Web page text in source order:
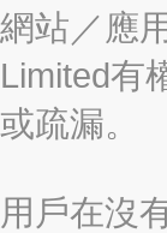
網站／應
Limited有
或疏漏。
用戶在沒